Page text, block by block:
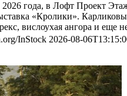
2026 года, в Лофт Проект
«Кролики».
вислоухая ангора и еще
InStock 2026-08-